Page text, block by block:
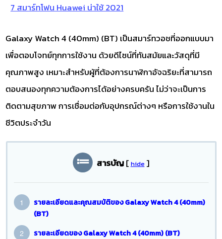
7 สมาร์ทโฟน Huawei น่าใช้ 2021
Galaxy Watch 4 (40mm) (BT) เป็นสมาร์ทวอชที่ออกแบบมา
เพื่อตอบโจทย์ทุกการใช้งาน ด้วยดีไซน์ที่ทันสมัยและวัสดุที่มี
คุณภาพสูง เหมาะสำหรับผู้ที่ต้องการนาฬิกาอัจฉริยะที่สามารถ
ตอบสนองทุกความต้องการได้อย่างครบครัน ไม่ว่าจะเป็นการ
ติดตามสุขภาพ การเชื่อมต่อกับอุปกรณ์ต่างๆ หรือการใช้งานใน
ชีวิตประจำวัน
สารบัญ [ hide ]
รายละเอียดและคุณสมบัติของ Galaxy Watch 4 (40mm)
(BT)
รายละเอียดของ Galaxy Watch 4 (40mm) (BT)